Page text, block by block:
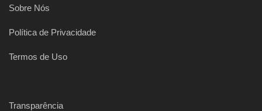
Sobre Nós
Política de Privacidade
Termos de Uso
Transparência